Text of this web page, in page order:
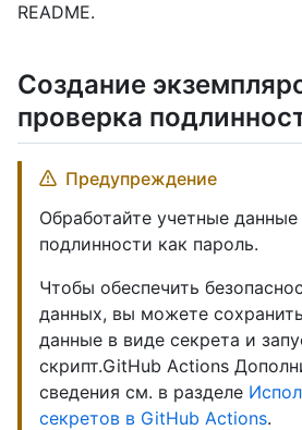
README.
Создание
проверка
Предупреждение
Обработайте учетные
подлинности как пароль.
Чтобы обеспечить
данных, вы можете
данные в виде секрета и
скрипт.GitHub Actions
сведения см. в разделе
секретов в GitHub Actions.